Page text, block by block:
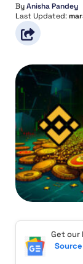
ByAnisha Pandey
Last Updated:
Get